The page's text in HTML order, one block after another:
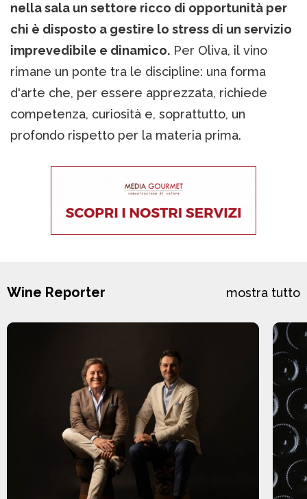
nella sala un settore ricco di opportunità per
chi è disposto a gestire lo stress di un servizio
imprevedibile e dinamico. Per Oliva, il vino
rimane un ponte tra le discipline: una forma
d'arte che, per essere apprezzata, richiede
competenza, curiosità e, soprattutto, un
profondo rispetto per la materia prima.
Wine Reporter mostra tutto